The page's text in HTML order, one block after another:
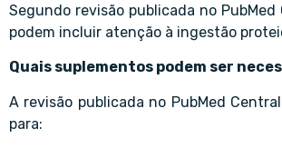
Segundo revisão publicada no
podem incluir atenção à ingestão
Quais suplementos podem ser
A revisão publicada no PubMed
para: